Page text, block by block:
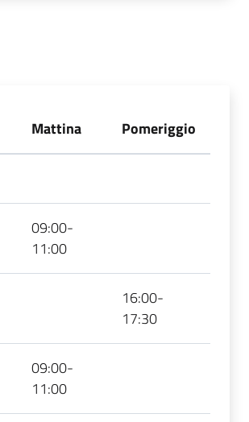
Mattina Pomeriggio
09:00-
11:00
16:00-
17:30
09:00-
11:00